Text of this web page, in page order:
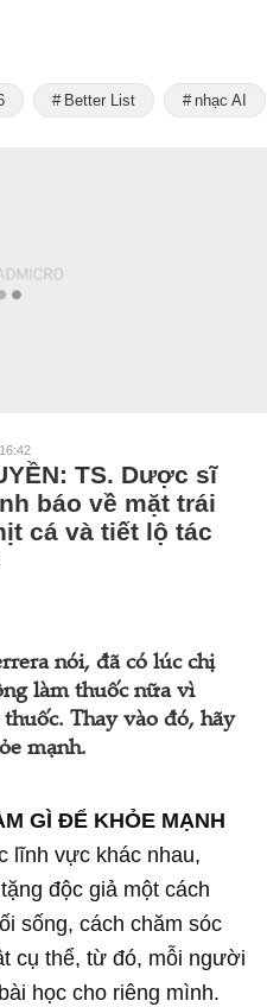
Better List nhạc AI
TS. Dược sĩ
báo về mặt trái
cá và tiết lộ tác
nói, đã có lúc chị
làm thuốc nữa vì
Thay vào đó, hãy
mạnh.
GÌ ĐỂ KHỎE MẠNH
lĩnh vực khác nhau,
độc giả một cách
sống, cách chăm sóc
cụ thể, từ đó, mỗi người
học cho riêng mình.